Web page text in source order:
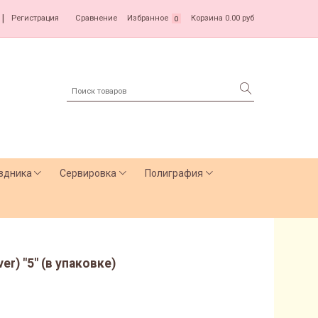
Регистрация Сравнение Избранное 0 Корзина 0.00 руб
Сервировка Полиграфия
"5" (в упаковке)